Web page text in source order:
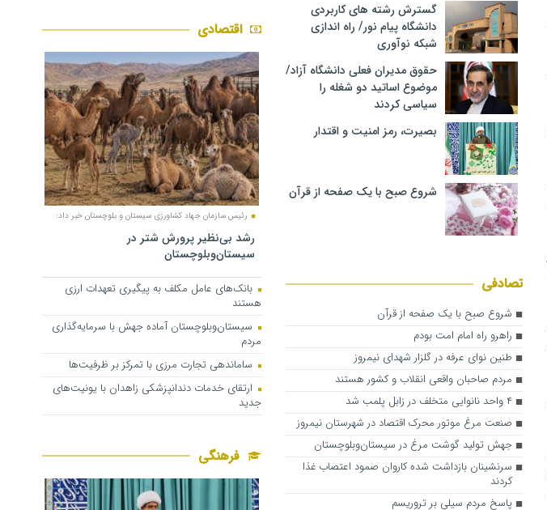
گسترش رشته های کاربردی
دانشگاه پیام نور/ راه اندازی
شبکه نوآوری
حقوق مدیران فعلی دانشگاه آزاد/
موضوع اساتید دو شغله را
سیاسی کردند
بصیرت، رمز امنیت و اقتدار
شروع صبح با یک صفحه از قرآن
تصادفی
شروع صبح با یک صفحه از قرآن
راهرو راه امام امت بودم
طنین نوای عرفه در گلزار شهدای نیمروز
مردم صاحبان واقعی انقلاب و کشور هستند
۴ واحد نانوایی متخلف در زابل پلمب شد
صنعت مرغ موتور محرک اقتصاد در شهرستان نیمروز
جهش تولید گوشت مرغ در سیستان‌وبلوچستان
سرنشینان بازداشت شده کاروان صمود اعتصاب غذا
کردند
پاسخ مردم سیلی بر تروریسم
اقتصادی
رئیس سازمان جهاد کشاورزی سیستان و بلوچستان خبر داد:
رشد بی‌نظیر پرورش شتر در
سیستان‌وبلوچستان
بانک‌های عامل مکلف به پیگیری تعهدات ارزی
هستند
سیستان‌وبلوچستان آماده جهش با سرمایه‌گذاری
مردم
ساماندهی تجارت مرزی با تمرکز بر ظرفیت‌ها
ارتقای خدمات دندانپزشکی زاهدان با یونیت‌های
جدید
فرهنگی